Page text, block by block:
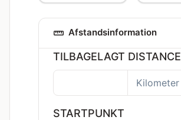
Afstandsinformation
TILBAGELAGT DISTANCE
STARTPUNKT